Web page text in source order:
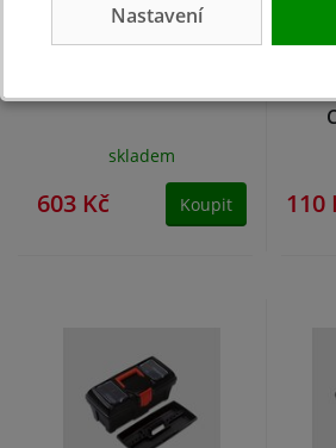
490x390x130mm
skladem
603 Kč Koupit 110
Nastavení